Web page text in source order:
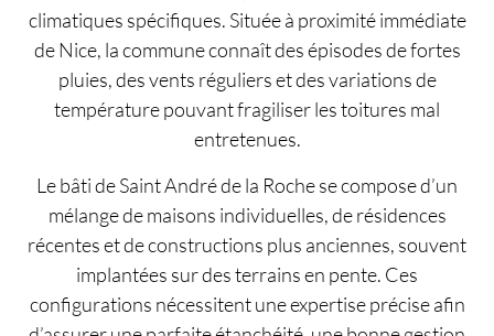
climatiques spécifiques. Située à proximité immédiate
de Nice, la commune connaît des épisodes de fortes
pluies, des vents réguliers et des variations de
température pouvant fragiliser les toitures mal
entretenues.
Le bâti de Saint André de la Roche se compose d’un
mélange de maisons individuelles, de résidences
récentes et de constructions plus anciennes, souvent
implantées sur des terrains en pente. Ces
configurations nécessitent une expertise précise afin